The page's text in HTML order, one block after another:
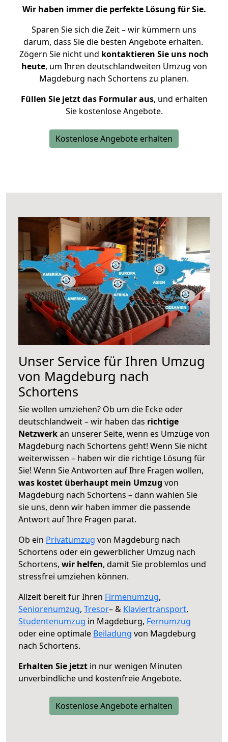
Wir haben immer die perfekte Lösung für Sie.
Sparen Sie sich die Zeit – wir kümmern uns
darum, dass Sie die besten Angebote erhalten.
Zögern Sie nicht und kontaktieren Sie uns noch
heute, um Ihren deutschlandweiten Umzug von
Magdeburg nach Schortens zu planen.
Füllen Sie jetzt das Formular aus, und erhalten
Sie kostenlose Angebote.
Kostenlose Angebote erhalten
Unser Service für Ihren Umzug
von Magdeburg nach
Schortens
Sie wollen umziehen? Ob um die Ecke oder
deutschlandweit – wir haben das richtige
Netzwerkan unserer Seite, wenn es Umzüge von
Magdeburg nach Schortens geht! Wenn Sie nicht
weiterwissen – haben wir die richtige Lösung für
Sie! Wenn Sie Antworten auf Ihre Fragen wollen,
was kostet überhaupt mein Umzug von
Magdeburg nach Schortens – dann wählen Sie
sie uns, denn wir haben immer die passende
Antwort auf Ihre Fragen parat.
Ob ein Privatumzug von Magdeburg nach
Schortens oder ein gewerblicher Umzug nach
Schortens, wir helfen, damit Sie problemlos und
stressfrei umziehen können.
Allzeit bereit für Ihren Firmenumzug,
Seniorenumzug, Tresor– & Klaviertransport,
Studentenumzug in Magdeburg, Fernumzug
oder eine optimale Beiladung von Magdeburg
nach Schortens.
Erhalten Sie jetzt in nur wenigen Minuten
unverbindliche und kostenfreie Angebote.
Kostenlose Angebote erhalten